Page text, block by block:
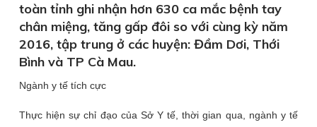
toàn tỉnh ghi nhận hơn 630 ca mắc bệnh tay
chân miệng, tăng gấp đôi so với cùng kỳ năm
2016, tập trung ở các huyện: Đầm Dơi, Thới
Bình và TP Cà Mau.
Ngành y tế tích cực
​Thực hiện sự chỉ đạo của Sở Y tế, thời gian qua, ngành y tế